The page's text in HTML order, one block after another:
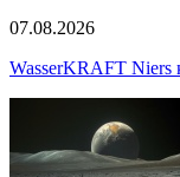
07.08.2026
WasserKRAFT Niers